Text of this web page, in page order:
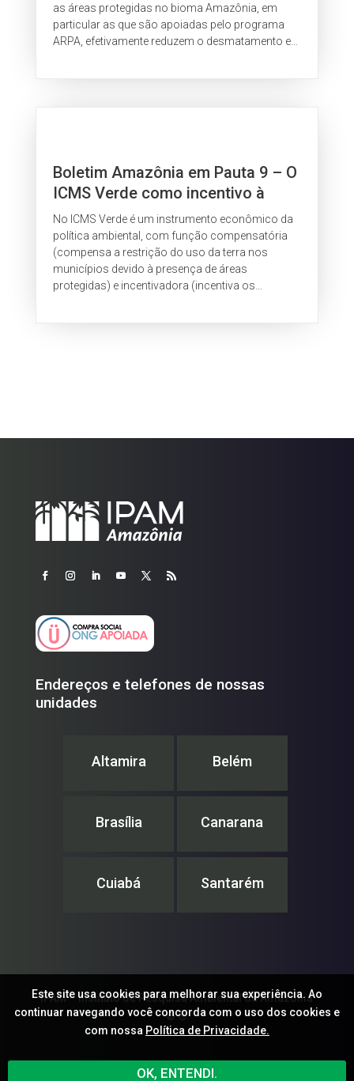
as áreas protegidas no bioma Amazônia, em
particular as que são apoiadas pelo programa
ARPA, efetivamente reduzem o desmatamento e
Boletim Amazônia em Pauta 9 – O
ICMS Verde como incentivo à
conservação do meio ambiente
em municípios paraenses
No ICMS Verde é um instrumento econômico da
política ambiental, com função compensatória
(compensa a restrição do uso da terra nos
municípios devido à presença de áreas
protegidas) e incentivadora (incentiva os
Endereços e telefones de nossas
unidades
Altamira Belém
Brasília Canarana
Cuiabá Santarém
IPAM – Instituto de Pesquisa Ambiental da Amazônia
© ®
Este site usa cookies para melhorar sua experiência. Ao
continuar navegando você concorda com o uso dos cookies e
com nossa Política de Privacidade.
OK, ENTENDI.